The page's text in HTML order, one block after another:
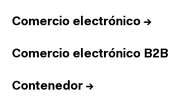
Comercio electrónico →
Comercio electrónico B2B
Contenedor→